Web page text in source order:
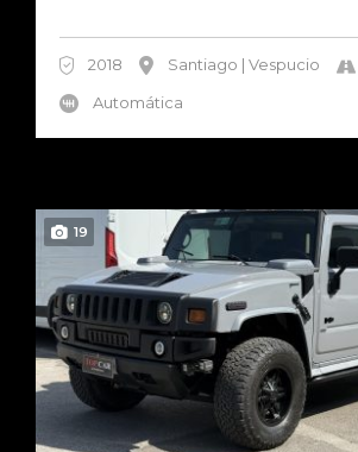
2018 Santiago | Vespucio
Automática
19